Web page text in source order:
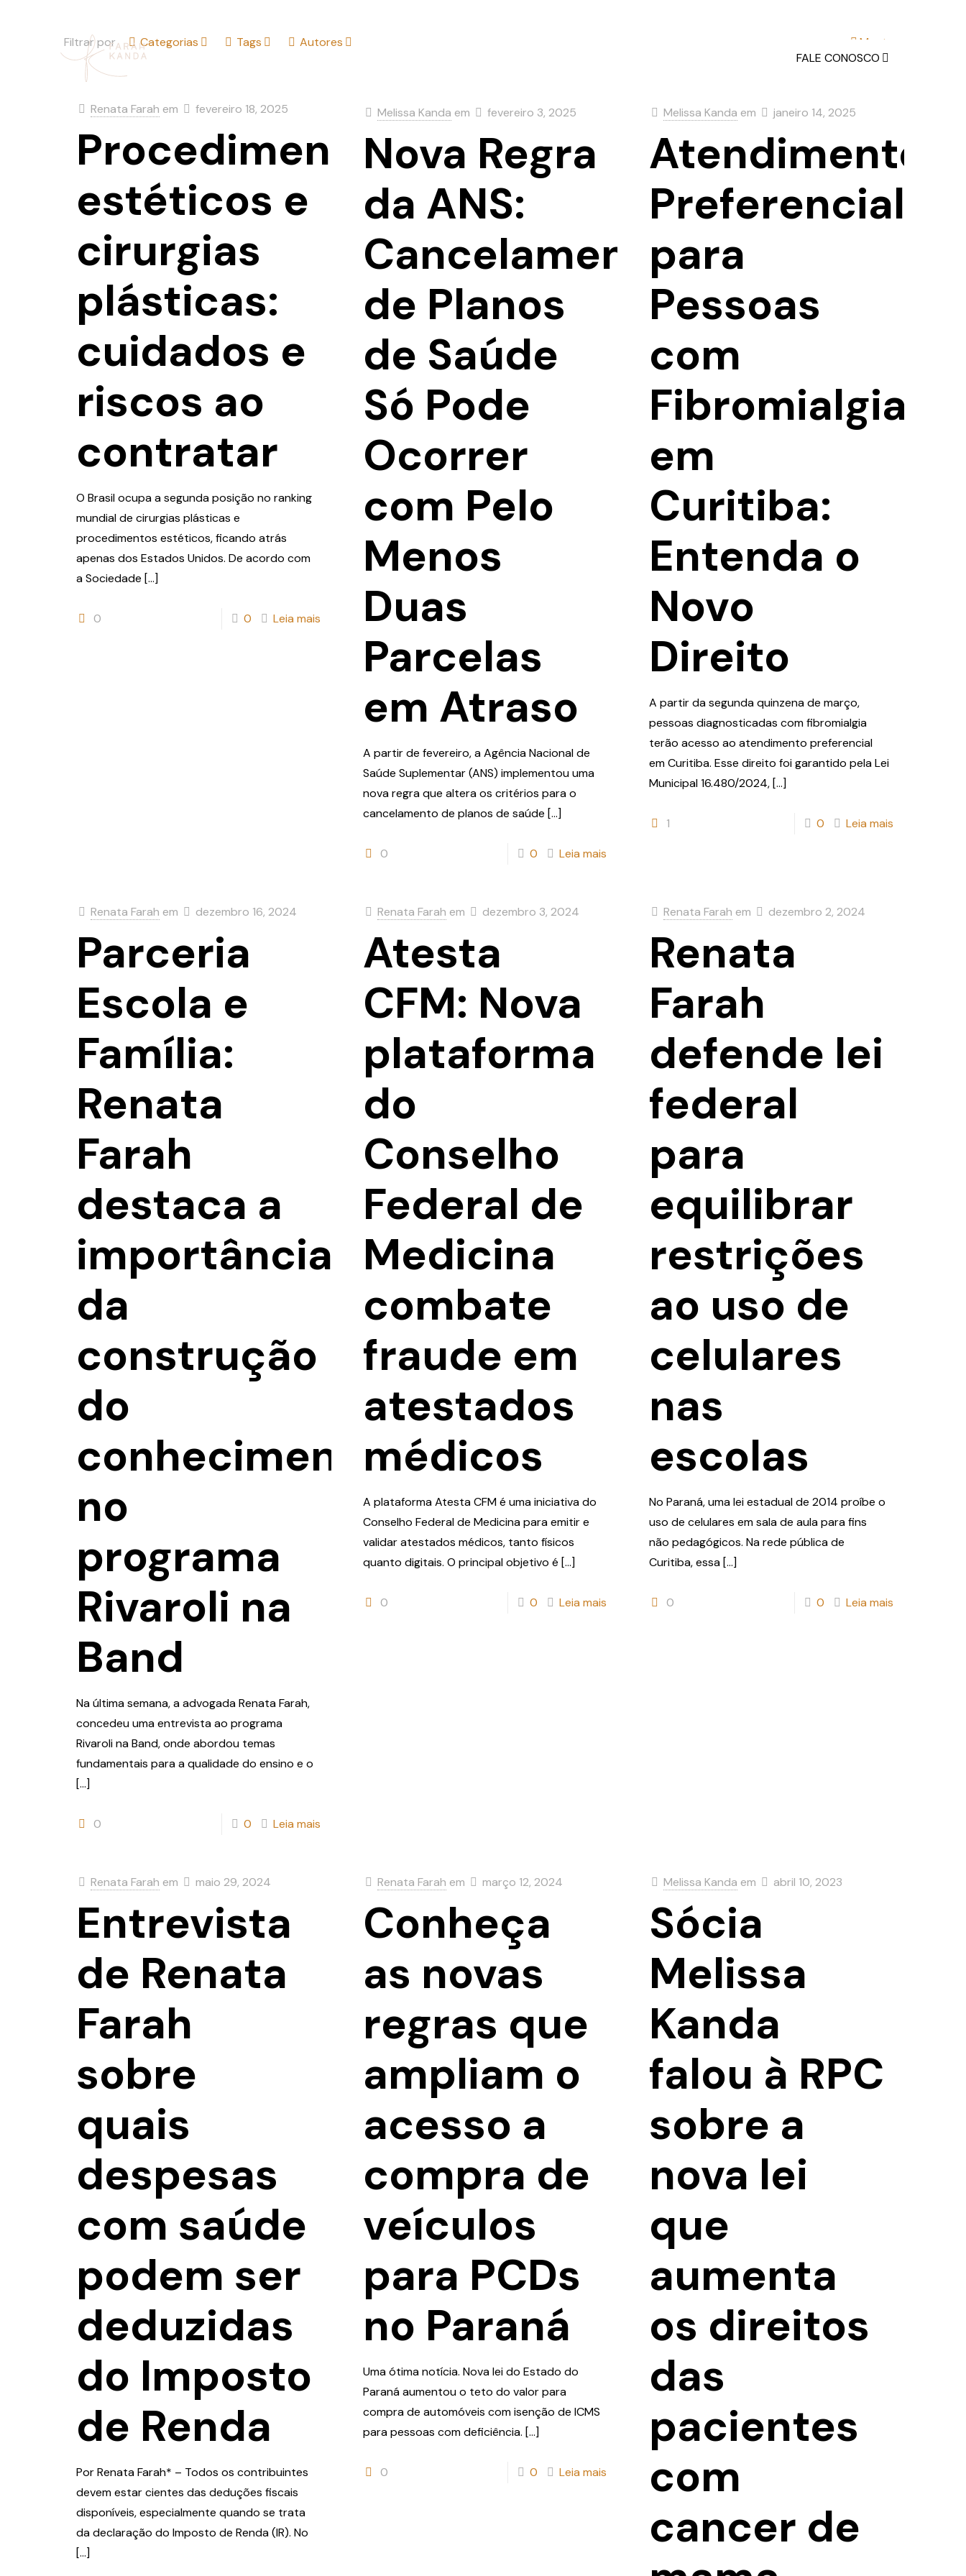
FALE CONOSCO
Filtrar por Categorias Tags Autores Mostrar
Renata Farah em fevereiro 18, 2025
Procedimentos
estéticos e
cirurgias
plásticas:
cuidados e
riscos ao
contratar
O Brasil ocupa a segunda posição no ranking
mundial de cirurgias plásticas e
procedimentos estéticos, ficando atrás
apenas dos Estados Unidos. De acordo com
a Sociedade […]
0 0 Leia mais
Melissa Kanda em fevereiro 3, 2025
Nova Regra
da ANS:
Cancelamento
de Planos
de Saúde
Só Pode
Ocorrer
com Pelo
Menos
Duas
Parcelas
em Atraso
A partir de fevereiro, a Agência Nacional de
Saúde Suplementar (ANS) implementou uma
nova regra que altera os critérios para o
cancelamento de planos de saúde […]
0 0 Leia mais
Melissa Kanda em janeiro 14, 2025
Atendimento
Preferencial
para
Pessoas
com
Fibromialgia
em
Curitiba:
Entenda o
Novo
Direito
A partir da segunda quinzena de março,
pessoas diagnosticadas com fibromialgia
terão acesso ao atendimento preferencial
em Curitiba. Esse direito foi garantido pela Lei
Municipal 16.480/2024, […]
1 0 Leia mais
Renata Farah em dezembro 16, 2024
Parceria
Escola e
Família:
Renata
Farah
destaca a
importância
da
construção
do
conhecimento
no
programa
Rivaroli na
Band
Na última semana, a advogada Renata Farah,
concedeu uma entrevista ao programa
Rivaroli na Band, onde abordou temas
fundamentais para a qualidade do ensino e o
[…]
0 0 Leia mais
Renata Farah em dezembro 3, 2024
Atesta
CFM: Nova
plataforma
do
Conselho
Federal de
Medicina
combate
fraude em
atestados
médicos
A plataforma Atesta CFM é uma iniciativa do
Conselho Federal de Medicina para emitir e
validar atestados médicos, tanto físicos
quanto digitais. O principal objetivo é […]
0 0 Leia mais
Renata Farah em dezembro 2, 2024
Renata
Farah
defende lei
federal
para
equilibrar
restrições
ao uso de
celulares
nas
escolas
No Paraná, uma lei estadual de 2014 proíbe o
uso de celulares em sala de aula para fins
não pedagógicos. Na rede pública de
Curitiba, essa […]
0 0 Leia mais
Renata Farah em maio 29, 2024
Entrevista
de Renata
Farah
sobre
quais
despesas
com saúde
podem ser
deduzidas
do Imposto
de Renda
Por Renata Farah* – Todos os contribuintes
devem estar cientes das deduções fiscais
disponíveis, especialmente quando se trata
da declaração do Imposto de Renda (IR). No
[…]
Renata Farah em março 12, 2024
Conheça
as novas
regras que
ampliam o
acesso a
compra de
veículos
para PCDs
no Paraná
Uma ótima notícia. Nova lei do Estado do
Paraná aumentou o teto do valor para
compra de automóveis com isenção de ICMS
para pessoas com deficiência. […]
0 0 Leia mais
Melissa Kanda em abril 10, 2023
Sócia
Melissa
Kanda
falou à RPC
sobre a
nova lei
que
aumenta
os direitos
das
pacientes
com
cancer de